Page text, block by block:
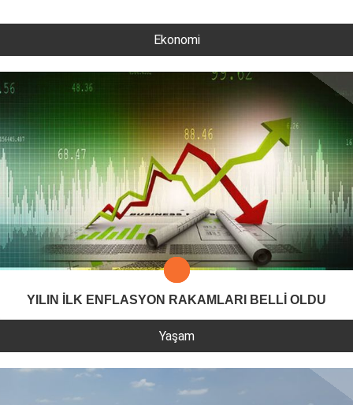
Ekonomi
YILIN İLK ENFLASYON RAKAMLARI BELLİ OLDU
Yaşam